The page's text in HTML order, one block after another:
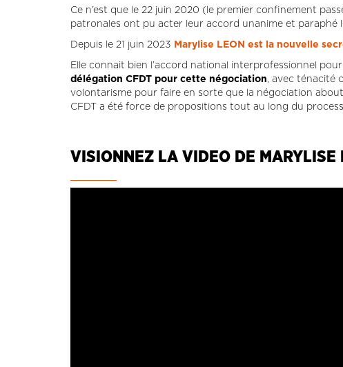
Ce n’est que le 22 juin 2020 (le premier confinement
patronales ont pu acter leur accord unanime et paraphé
Depuis le 21 juin 2023 Marylise LEON est la nouvelle
Elle connait bien l’accord national interprofessionnel
délégation CFDT pour cette négociation, avec ténacité
volontarisme pour faire en sorte que la négociation
CFDT a été force de propositions tout au long du
VISIONNEZ LA VIDEO DE MARYLISE